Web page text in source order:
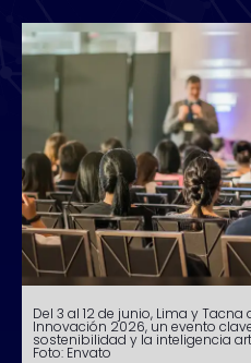
Del 3 al 12 de junio, Lima y
Innovación 2026, un evento
sostenibilidad y la inteligencia
Foto: Envato